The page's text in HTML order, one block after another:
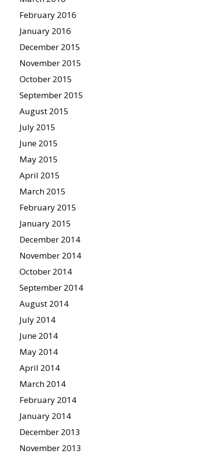
February 2016
January 2016
December 2015
November 2015
October 2015
September 2015
August 2015
July 2015
June 2015
May 2015
April 2015
March 2015
February 2015
January 2015
December 2014
November 2014
October 2014
September 2014
August 2014
July 2014
June 2014
May 2014
April 2014
March 2014
February 2014
January 2014
December 2013
November 2013